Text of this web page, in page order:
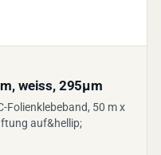
weiss, 295µm
Folienklebeband, 50 m x
auf&hellip;